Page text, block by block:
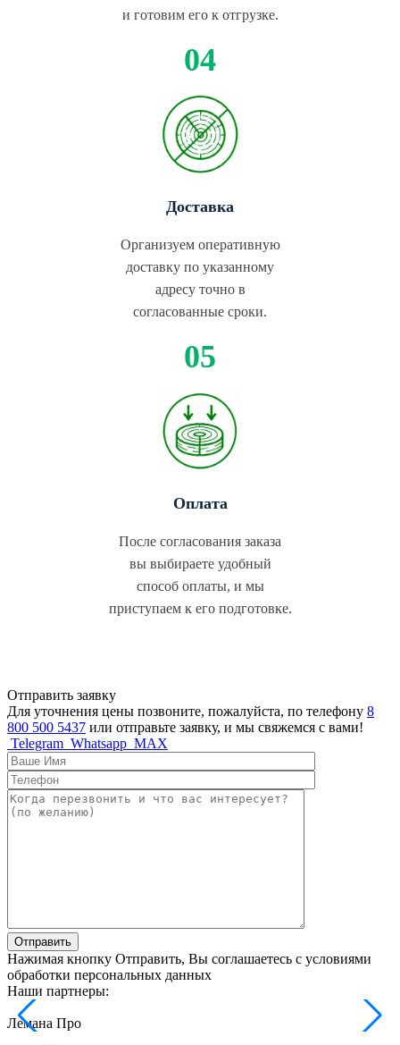
и готовим его к отгрузке.
Доставка
Организуем оперативную
доставку по указанному
адресу точно в
согласованные сроки.
Оплата
После согласования заказа
вы выбираете удобный
способ оплаты, и мы
приступаем к его подготовке.
Отправить заявку
Для уточнения цены позвоните, пожалуйста, по телефону 8
800 500 5437 или отправьте заявку, и мы свяжемся с вами!
Telegram Whatsapp MAX
Отправить
Нажимая кнопку Отправить, Вы соглашаетесь с условиями
обработки персональных данных
Наши партнеры:
Лемана Про